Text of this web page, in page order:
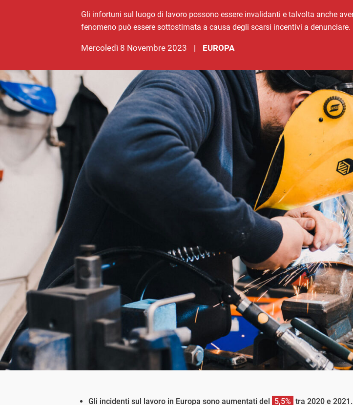
Gli infortuni sul luogo di lavoro possono essere invalidanti e talvolta anche
fenomeno può essere sottostimata a causa degli scarsi incentivi a denunciare.
mercoledì 8 Novembre 2023 | EUROPA
Gli incidenti sul lavoro in Europa sono aumentati del 5,5% tra 2020 e 2021.